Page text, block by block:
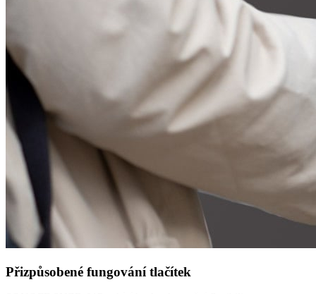
Přizpůsobené fungování tlačítek